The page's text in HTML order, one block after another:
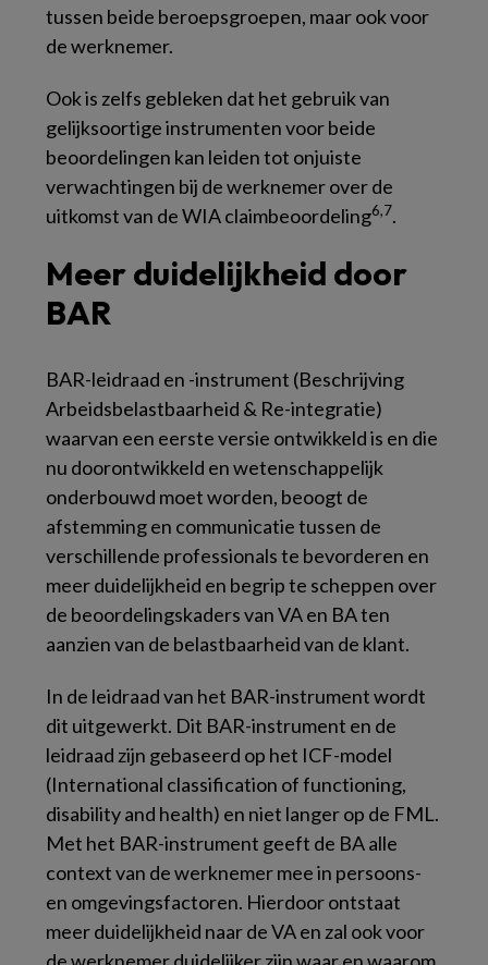
tussen beide beroepsgroepen, maar ook voor
de werknemer.
Ook is zelfs gebleken dat het gebruik van
gelijksoortige instrumenten voor beide
beoordelingen kan leiden tot onjuiste
verwachtingen bij de werknemer over de
uitkomst van de WIA claimbeoordeling6,7.
Meer duidelijkheid door
BAR
BAR-leidraad en -instrument (Beschrijving
Arbeidsbelastbaarheid & Re-integratie)
waarvan een eerste versie ontwikkeld is en die
nu doorontwikkeld en wetenschappelijk
onderbouwd moet worden, beoogt de
afstemming en communicatie tussen de
verschillende professionals te bevorderen en
meer duidelijkheid en begrip te scheppen over
de beoordelingskaders van VA en BA ten
aanzien van de belastbaarheid van de klant.
In de leidraad van het BAR-instrument wordt
dit uitgewerkt. Dit BAR-instrument en de
leidraad zijn gebaseerd op het ICF-model
(International classification of functioning,
disability and health) en niet langer op de FML.
Met het BAR-instrument geeft de BA alle
context van de werknemer mee in persoons-
en omgevingsfactoren. Hierdoor ontstaat
meer duidelijkheid naar de VA en zal ook voor